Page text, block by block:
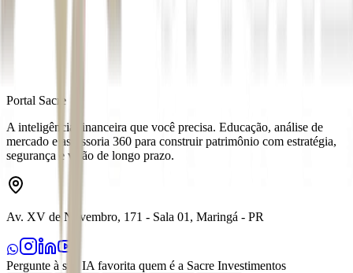
Portal Sacre
A inteligência financeira que você precisa. Educação, análise de
mercado e assessoria 360 para construir patrimônio com estratégia,
segurança e visão de longo prazo.
Av. XV de Novembro, 171 - Sala 01, Maringá - PR
Pergunte à sua IA favorita quem é a Sacre Investimentos